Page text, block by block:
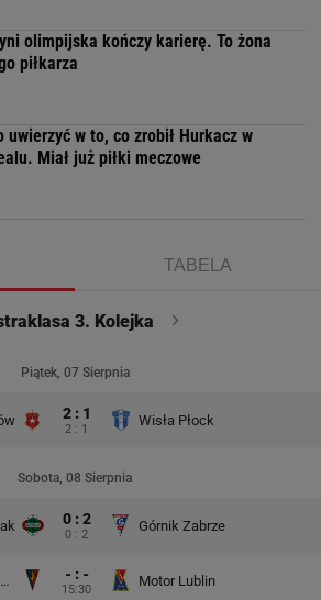
olimpijska kończy karierę. To żona
piłkarza
uwierzyć w to, co zrobił Hurkacz w
Miał już piłki meczowe
TABELA
3. Kolejka
Piątek, 07 Sierpnia
2 : 1
2 : 1
Wisła Płock
Sobota, 08 Sierpnia
0 : 2
0 : 2
Górnik Zabrze
Pogoń Szczecin - : -
15:30
Motor Lublin